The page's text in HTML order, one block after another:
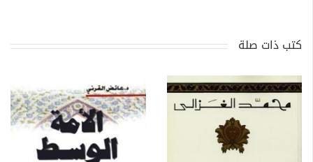
كتب ذات صلة